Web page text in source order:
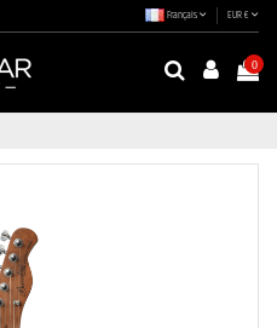
Français EUR €
0